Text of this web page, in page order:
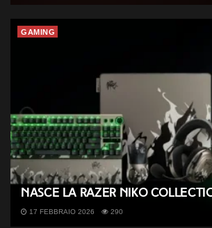
GAMING
Nasce la Razer NiKo
17 FEBBRAIO 2026 290